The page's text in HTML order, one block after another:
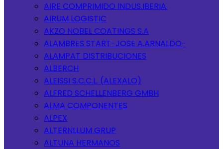
AIRE COMPRIMIDO INDUS.IBERIA.
AIRUM LOGISTIC
AKZO NOBEL COATINGS S.A
ALAMBRES START-JOSE A.ARNALDO-
ALAMPAT DISTRIBUCIONES
ALBERCH
ALEISSI S.C.C.L. (ALEXALO)
ALFRED SCHELLENBERG GMBH
ALMA COMPONENTES
ALPEX
ALTERNLLUM GRUP
ALTUNA HERMANOS